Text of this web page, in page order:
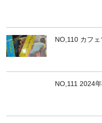
NO,110 カフ
NO,111 2024